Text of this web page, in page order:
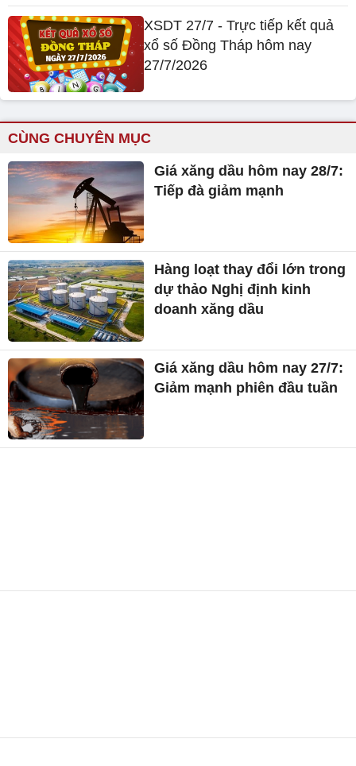
XSDT 27/7 - Trực tiếp kết quả
xổ số Đồng Tháp hôm nay
27/7/2026
CÙNG CHUYÊN MỤC
Giá xăng dầu hôm nay 28/7:
Tiếp đà giảm mạnh
Hàng loạt thay đổi lớn trong
dự thảo Nghị định kinh
doanh xăng dầu
Giá xăng dầu hôm nay 27/7:
Giảm mạnh phiên đầu tuần